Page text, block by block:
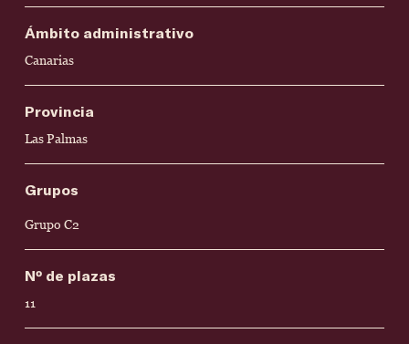
Ámbito administrativo
Canarias
Provincia
Las Palmas
Grupos
Grupo C2
Nº de plazas
11